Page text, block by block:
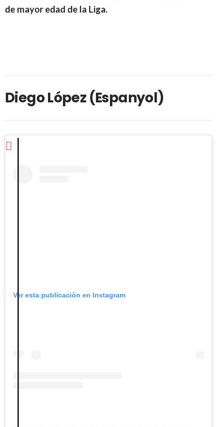
de mayor edad de la Liga.
Diego López (Espanyol)
Ver esta publicación en Instagram